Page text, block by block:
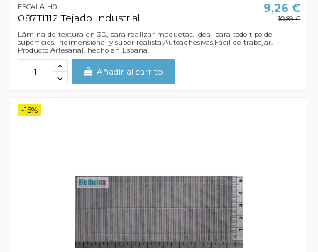
ESCALA H0
087TI112 Tejado Industrial
9,26 €
10,89 €
Lámina de textura en 3D, para realizar maquetas. Ideal para todo tipo de
superficies.Tridimensional y súper realista.Autoadhesivas.Fácil de trabajar.
Producto Artesanal, hecho en España.
Añadir al carrito
-15%